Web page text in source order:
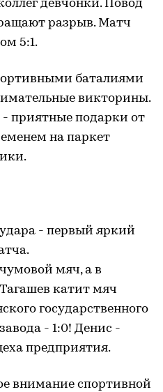
девчонки. Повод
разрыв. Матч
5:1.
баталиями
викторины.
приятные подарки от
на паркет
- первый яркий
мяч, а в
катит мяч
государственного
- 1:0! Денис -
предприятия.
внимание спортивной